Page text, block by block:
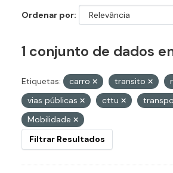
Ordenar por
1 conjunto de dados
Etiquetas: carro transito
vias públicas
cttu
Mobilidade
Filtrar Resultados